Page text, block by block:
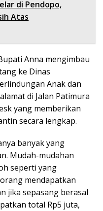
di Pendopo,
Atas
Anna mengimbau
ke Dinas
Anak dan
di Jalan Patimura
yang memberikan
secara lengkap.
banyak yang
Mudah-mudahan
seperti yang
mendapatkan
jika sepasang berasal
total Rp5 juta,